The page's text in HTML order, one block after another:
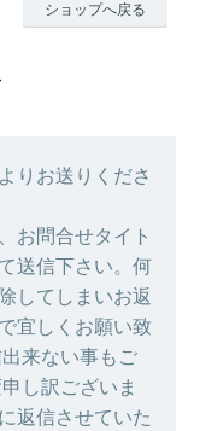
ショップへ戻る
りお送りくださ
お問合せタイト
送信下さい。何
してしまいお返
宜しくお願い致
来ない事もご
し訳ございま
返信させていた